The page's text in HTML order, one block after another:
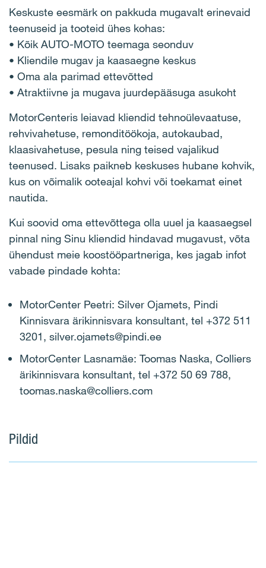
Keskuste eesmärk on pakkuda mugavalt erinevaid
teenuseid ja tooteid ühes kohas:
• Kõik AUTO-MOTO teemaga seonduv
• Kliendile mugav ja kaasaegne keskus
• Oma ala parimad ettevõtted
• Atraktiivne ja mugava juurdepääsuga asukoht
MotorCenteris leiavad kliendid tehnoülevaatuse,
rehvivahetuse, remonditöökoja, autokaubad,
klaasivahetuse, pesula ning teised vajalikud
teenused. Lisaks paikneb keskuses hubane kohvik,
kus on võimalik ooteajal kohvi või toekamat einet
nautida.
Kui soovid oma ettevõttega olla uuel ja kaasaegsel
pinnal ning Sinu kliendid hindavad mugavust, võta
ühendust meie koostööpartneriga, kes jagab infot
vabade pindade kohta:
MotorCenter Peetri: Silver Ojamets, Pindi
Kinnisvara ärikinnisvara konsultant, tel +372 511
3201, silver.ojamets@pindi.ee
MotorCenter Lasnamäe: Toomas Naska, Colliers
ärikinnisvara konsultant, tel +372 50 69 788,
toomas.naska@colliers.com
Pildid